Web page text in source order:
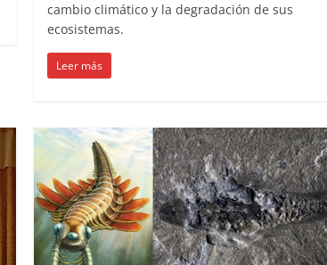
cambio climático y la degradación de sus
ecosistemas.
Leer más